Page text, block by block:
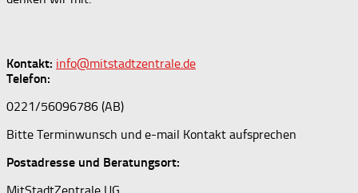
Kontakt: info@mitstadtzentrale.de
Telefon:
0221/56096786 (AB)
Bitte Terminwunsch und e-mail Kontakt aufsprechen
Postadresse und Beratungsort: